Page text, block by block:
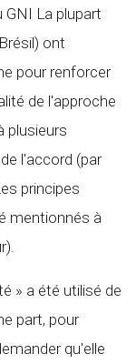
La plupart
ont
pour renforcer
de l'approche
plusieurs
l'accord (par
principes
mentionnés à
» a été utilisé de
part, pour
qu'elle